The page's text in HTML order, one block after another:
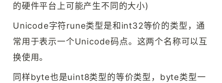
的硬件平台上可能产生不同的大小)
Unicode字符rune类型是和int32等价的类型，通
常用于表示一个Unicode码点。这两个名称可以互
换使用。
同样byte也是uint8类型的等价类型，byte类型一